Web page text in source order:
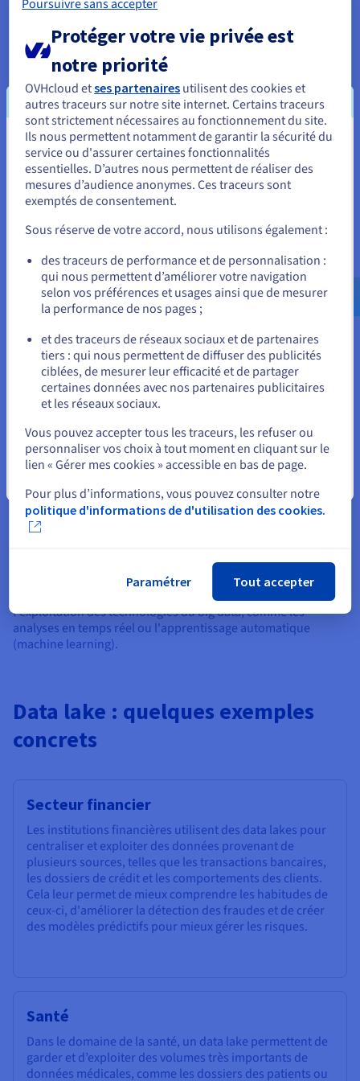
données
Un autre atout majeur du data lake est la flexibilité qu'il offre
pour le stockage des données non structurées. Les sociétés
produisent de plus en plus de données sous forme de vidéos,
d'images, de fichiers texte, ou encore d’interactions sur les
réseaux sociaux. Contrairement aux bases de données
relationnelles, un data lake permet de conserver ces données
à l’état brut.
3. Accès centralisé aux données
En centralisant toutes les données de l'entreprise dans un
data lake, il devient plus facile d'accéder aux informations et
de les utiliser à des fins diverses. Cette centralisation permet
de briser les réservoirs de données, favorisant une
collaboration entre les différents départements d’une
entreprise. Celles-ci peuvent ainsi exploiter plus efficacement
leurs données afin de prendre de meilleures décisions.
4. Un levier d’innovation
Les data lakes sont de véritables catalyseurs d'innovation. En
regroupant toutes les données de l’entreprise, les analystes et
les scientifiques des données peuvent expérimenter de
nouveaux modèles de
data analytics
, tester des algorithmes
d’apprentissage automatique et mettre en œuvre des projets
IA. Ils permettent de développer des analyses prédictives,
d’améliorer la gestion des opérations et de personnaliser les
services.
5. Optimisation pour le big data
de big data, qui nécessitent un traitement de volumes massifs
de données. Grâce à leur capacité à enregistrer un grand
nombre de données, ils permettent aux sociétés de maximiser
l'exploitation des technologies du big data, comme les
analyses en temps réel ou l'apprentissage automatique
(machine learning).
Data lake : quelques exemples
concrets
Secteur financier
Les institutions financières utilisent des data lakes pour
centraliser et exploiter des données provenant de
plusieurs sources, telles que les transactions bancaires,
les dossiers de crédit et les comportements des clients.
Cela leur permet de mieux comprendre les habitudes de
ceux-ci, d'améliorer la détection des fraudes et de créer
des modèles prédictifs pour mieux gérer les risques.
Santé
Dans le domaine de la santé, un data lake permettent de
garder et d’exploiter des volumes très importants de
données médicales, comme les dossiers des patients ou
Vous semblez être localisé en États-
Unis.
Pour commander, rendez-vous sur le site de votre pays (États-
Allez sur le site États-Unis
us.ovhcloud.com/learn Anglais USD - $
ou
Rester sur le site actuel
Sélectionner un autre site web
Poursuivre sans accepter
Protéger votre vie privée est
notre priorité
OVHcloud etses partenaires utilisent des cookies et
autres traceurs sur notre site internet. Certains traceurs
sont strictement nécessaires au fonctionnement du site.
Ils nous permettent notamment de garantir la sécurité du
service ou d'assurer certaines fonctionnalités
essentielles. D’autres nous permettent de réaliser des
mesures d’audience anonymes. Ces traceurs sont
exemptés de consentement.
Sous réserve de votre accord, nous utilisons également :
des traceurs de performance et de personnalisation :
qui nous permettent d’améliorer votre navigation
selon vos préférences et usages ainsi que de mesurer
la performance de nos pages ;
et des traceurs de réseaux sociaux et de partenaires
tiers : qui nous permettent de diffuser des publicités
ciblées, de mesurer leur efficacité et de partager
certaines données avec nos partenaires publicitaires
et les réseaux sociaux.
Vous pouvez accepter tous les traceurs, les refuser ou
personnaliser vos choix à tout moment en cliquant sur le
lien « Gérer mes cookies » accessible en bas de page.
Pour plus d’informations, vous pouvez consulter notre
politique d'informations de d'utilisation des cookies.
Paramétrer Tout accepter